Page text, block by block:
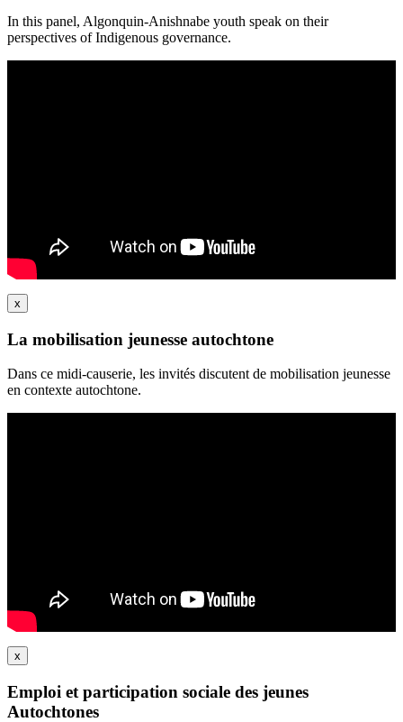
In this panel, Algonquin-Anishnabe youth speak on their
perspectives of Indigenous governance.
x
La mobilisation jeunesse autochtone
Dans ce midi-causerie, les invités discutent de mobilisation jeunesse
en contexte autochtone.
x
Emploi et participation sociale des jeunes
Autochtones